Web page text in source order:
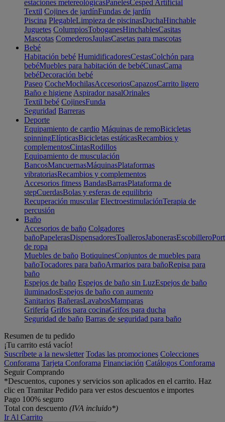
estaciones metereológicasPanelesCesped Artificial
Textil Cojines de jardínFundas de jardín
Piscina PlegableLimpieza de piscinasDuchaHinchable
Juguetes ColumpiosToboganesHinchablesCasitas
Mascotas ComederosJaulasCasetas para mascotas
Bebé
Habitación bebé HumidificadoresCestasColchón para
bebéMuebles para habitación de bebéCunasCama
bebéDecoración bebé
Paseo CocheMochilasAccesoriosCapazosCarrito ligero
Baño e higiene Aspirador nasalOrinales
Textil bebé CojinesFunda
Seguridad Barreras
Deporte
Equipamiento de cardio Máquinas de remoBicicletas
spinningElípticasBicicletas estáticasRecambios y
complementosCintasRodillos
Equipamiento de musculación
BancosMancuernasMáquinasPlataformas
vibratoriasRecambios y complementos
Accesorios fitness BandasBarrasPlataforma de
stepCuerdasBolas y esferas de equilibrio
Recuperación muscular ElectroestimulaciónTerapia de
percusión
Baño
Accesorios de baño Colgadores
bañoPapelerasDispensadoresToallerosJabonerasEscobillero
de ropa
Muebles de baño BotiquinesConjuntos de muebles para
bañoTocadores para bañoArmarios para bañoRepisa para
baño
Espejos de baño Espejos de baño sin LuzEspejos de baño
iluminadosEspejos de baño con aumento
Sanitarios BañerasLavabosMamparas
Grifería Grifos para cocinaGrifos para ducha
Seguridad de baño Barras de seguridad para baño
Resumen de tu pedido
¡Tu carrito está vacío!
Suscríbete a la newsletter Todas las promociones Colecciones
Conforama Tarjeta Conforama Financiación Catálogos Conforama
Seguir Comprando
*Descuentos, cupones y servicios son aplicados en el carrito. Haz
clic en Tramitar Pedido para ver estos descuentos e importes
Pago 100% seguro
Total con descuento (IVA incluido*)
Ir Al Carrito